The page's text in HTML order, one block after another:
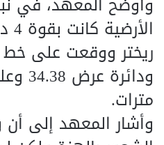
مترات.
وأشار المعهد إلى أن